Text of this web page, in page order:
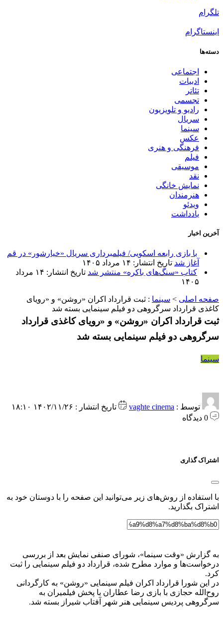
تلگرام
اینستاگرام
دسته‌ها
اجتماعی
ادبیات
تئاتر
تجسمی
رادیو و تلویزیون
سریال
سینما
عکس
فرهنگی و هنری
فیلم
موسیقی
نقد
نمایش خانگی
هنرمندان
ویدئو
یادداشت
آخرین اخبار
با بازی رابعه اسکویی/ فیلمبرداری سریال «خیارشور» در قم
آغاز شد تاریخ انتشار: ۱۴ مرداد ۱۴۰۵
کتاب «سنگ‌های باکره» منتشر شد
تاریخ انتشار: ۱۴ مرداد
۱۴۰۵
صفحه اصلی > سینما : ثبت قرارداد اکران «روشن» و «رویای
کاغذی قرارداد سرگروهی دو فیلم سینمایی بسته شد
ثبت قرارداد اکران «روشن» و «رویای کاغذی قرارداد
سرگروهی دو فیلم سینمایی بسته شد
سینما
توسط : vaghte cinema
تاریخ انتشار : ۱۴۰۲/۱۱/۲۶ ۱۸:۱۰
اشتراک گذاری
با استفاده از روش‌های زیر می‌توانید این صفحه را با دوستان خود به
اشتراک بگذارید.
به گزارش «وقت سینما»، شورای صنفی نمایش بعد از بررسی
درخواست‌ها و موارد مطرح شده، قرارداد دو فیلم سینمایی را ثبت
کرد.
در این شورا قرارداد اکران فیلم سینمایی «روشن» به کارگردانی
روح‌الله حجازی با بازی رضا عطاران با پخش فیلمیران به
سرگروهی پردیس سینمایی هنر شهر آفتاب شیراز بسته شد.